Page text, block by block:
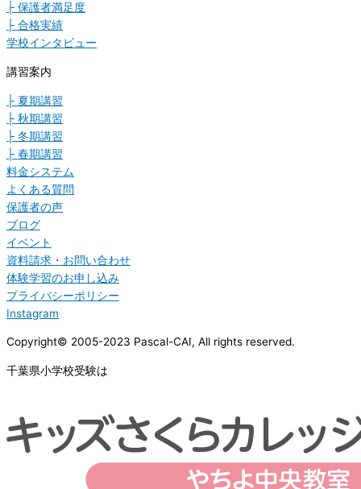
├ 保護者満足度
├ 合格実績
学校インタビュー
講習案内
├ 夏期講習
├ 秋期講習
├ 冬期講習
├ 春期講習
料金システム
よくある質問
保護者の声
ブログ
イベント
資料請求・お問い合わせ
体験学習のお申し込み
プライバシーポリシー
Instagram
Copyright© 2005-2023 Pascal-CAI, All rights reserved.
千葉県小学校受験は